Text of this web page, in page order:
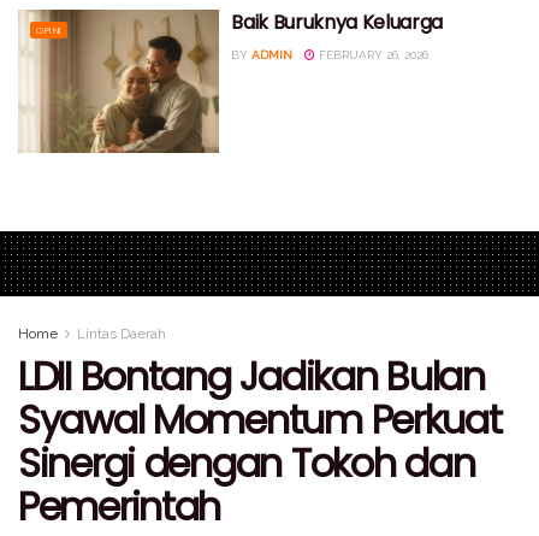
OPINI Baik Buruknya Keluarga
BY ADMIN FEBRUARY 26, 2026
Home Lintas Daerah
LDII Bontang Jadikan Bulan
Syawal Momentum Perkuat
Sinergi dengan Tokoh dan
Pemerintah